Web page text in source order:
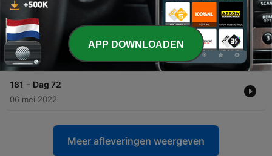
183 - Dag 76
10 mei 2022
182 - Dag 75
09 mei 2022
181 - Dag 72
06 mei 2022
Meer afleveringen weergeven
APP DOWNLOADEN